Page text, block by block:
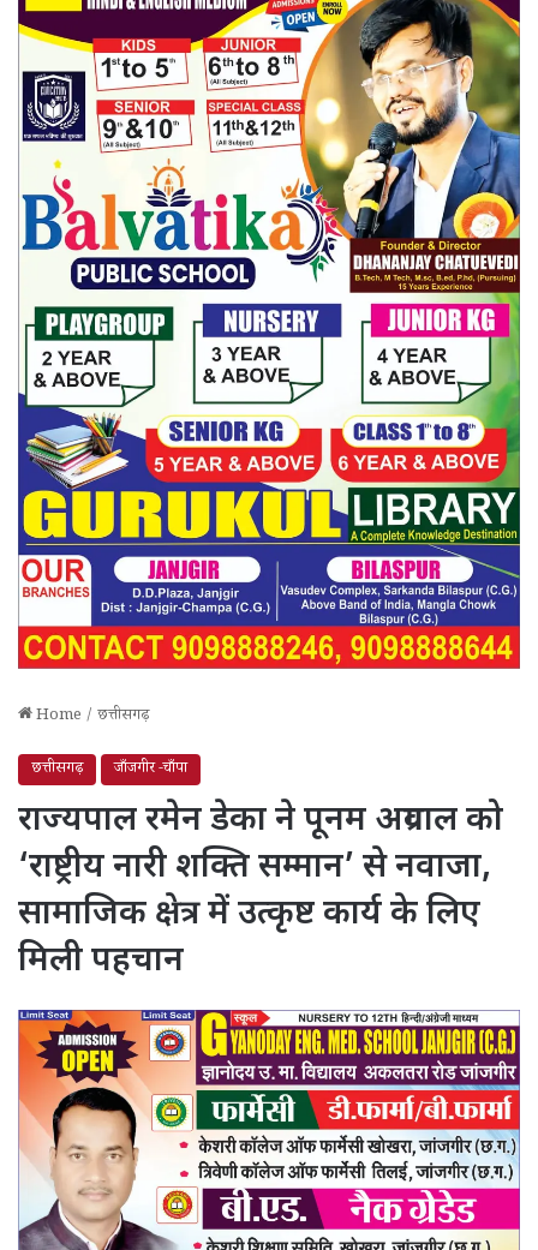
Home / छत्तीसगढ़
छत्तीसगढ़ जाँजगीर -चाँपा
राज्यपाल रमेन डेका ने पूनम अग्रवाल को
‘राष्ट्रीय नारी शक्ति सम्मान’ से नवाजा,
सामाजिक क्षेत्र में उत्कृष्ट कार्य के लिए
मिली पहचान